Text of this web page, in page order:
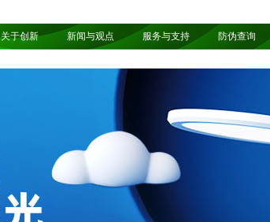
关于创新 新闻与观点 服务与支持 防伪查询